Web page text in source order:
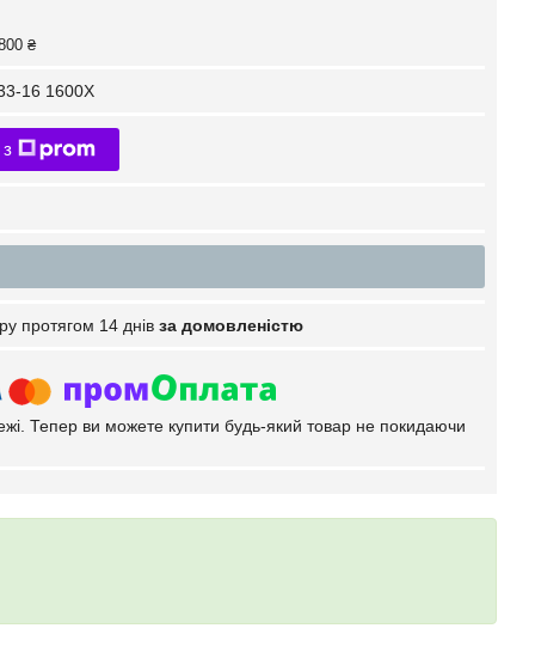
₴
16 1600X
протягом 14 днів за домовленістю
Тепер ви можете купити будь-який товар не покидаючи